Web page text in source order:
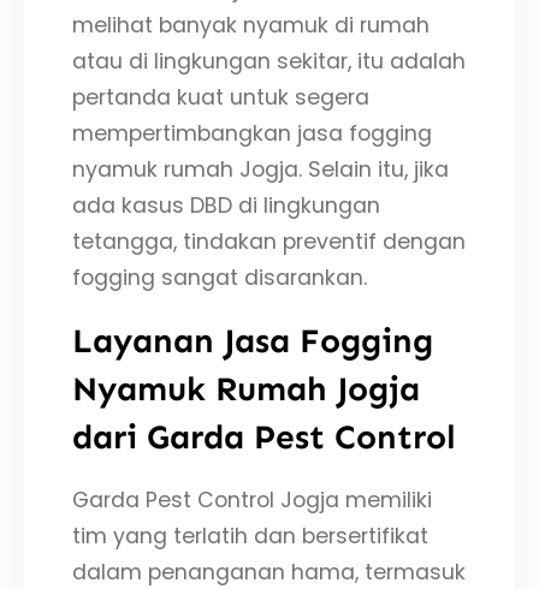
melihat banyak nyamuk di rumah
atau di lingkungan sekitar, itu adalah
pertanda kuat untuk segera
mempertimbangkan jasa fogging
nyamuk rumah Jogja. Selain itu, jika
ada kasus DBD di lingkungan
tetangga, tindakan preventif dengan
fogging sangat disarankan.
Layanan Jasa Fogging
Nyamuk Rumah Jogja
dari Garda Pest Control
Garda Pest Control Jogja memiliki
tim yang terlatih dan bersertifikat
dalam penanganan hama, termasuk